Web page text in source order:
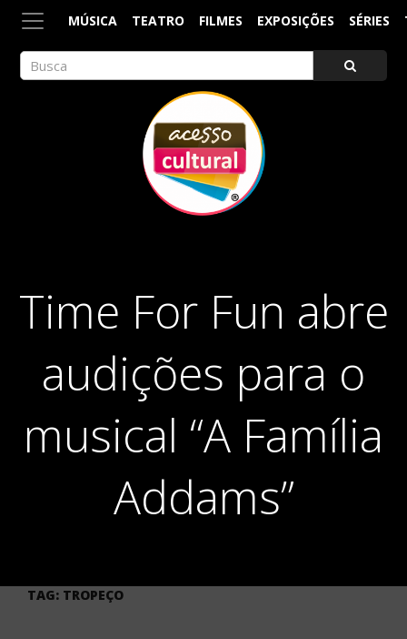
MÚSICA TEATRO FILMES EXPOSIÇÕES SÉRIES
Time For Fun abre
audições para o
musical “A Família
Addams”
TAG: TROPEÇO